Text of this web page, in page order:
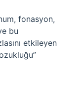
fonasyon,
bu
etkileyen